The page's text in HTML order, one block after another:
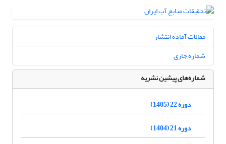
مقالات آماده انتشار
شماره جاری
شماره‌های پیشین نشریه
دوره 22 (1405)
دوره 21 (1404)